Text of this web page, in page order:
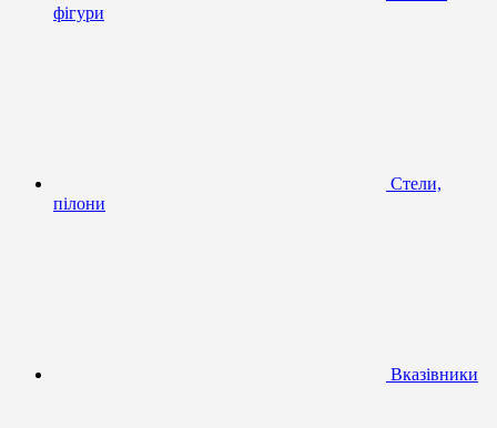
фігури
Стели,
пілони
Вказівники